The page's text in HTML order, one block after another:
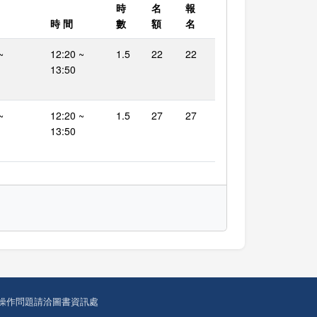
時 間
時
數
名
額
報
名
12:20 ~
13:50
1.5 22 22
12:20 ~
13:50
1.5 27 27
作問題請洽圖書資訊處